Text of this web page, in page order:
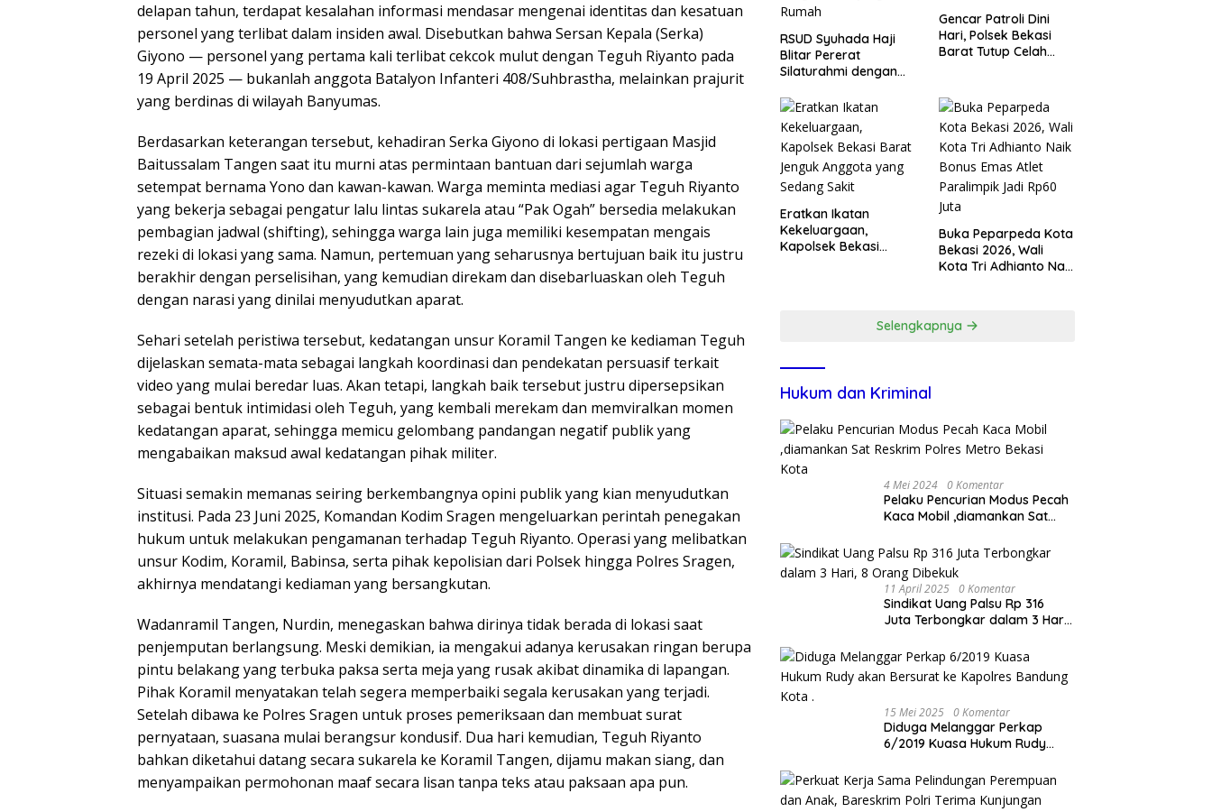
delapan tahun, terdapat kesalahan informasi mendasar mengenai identitas dan kesatuan
personel yang terlibat dalam insiden awal. Disebutkan bahwa Sersan Kepala (Serka)
Giyono — personel yang pertama kali terlibat cekcok mulut dengan Teguh Riyanto pada
19 April 2025 — bukanlah anggota Batalyon Infanteri 408/Suhbrastha, melainkan prajurit
yang berdinas di wilayah Banyumas.
Berdasarkan keterangan tersebut, kehadiran Serka Giyono di lokasi pertigaan Masjid
Baitussalam Tangen saat itu murni atas permintaan bantuan dari sejumlah warga
setempat bernama Yono dan kawan-kawan. Warga meminta mediasi agar Teguh Riyanto
yang bekerja sebagai pengatur lalu lintas sukarela atau “Pak Ogah” bersedia melakukan
pembagian jadwal (shifting), sehingga warga lain juga memiliki kesempatan mengais
rezeki di lokasi yang sama. Namun, pertemuan yang seharusnya bertujuan baik itu justru
berakhir dengan perselisihan, yang kemudian direkam dan disebarluaskan oleh Teguh
dengan narasi yang dinilai menyudutkan aparat.
Sehari setelah peristiwa tersebut, kedatangan unsur Koramil Tangen ke kediaman Teguh
dijelaskan semata-mata sebagai langkah koordinasi dan pendekatan persuasif terkait
video yang mulai beredar luas. Akan tetapi, langkah baik tersebut justru dipersepsikan
sebagai bentuk intimidasi oleh Teguh, yang kembali merekam dan memviralkan momen
kedatangan aparat, sehingga memicu gelombang pandangan negatif publik yang
mengabaikan maksud awal kedatangan pihak militer.
Situasi semakin memanas seiring berkembangnya opini publik yang kian menyudutkan
institusi. Pada 23 Juni 2025, Komandan Kodim Sragen mengeluarkan perintah penegakan
hukum untuk melakukan pengamanan terhadap Teguh Riyanto. Operasi yang melibatkan
unsur Kodim, Koramil, Babinsa, serta pihak kepolisian dari Polsek hingga Polres Sragen,
akhirnya mendatangi kediaman yang bersangkutan.
Wadanramil Tangen, Nurdin, menegaskan bahwa dirinya tidak berada di lokasi saat
penjemputan berlangsung. Meski demikian, ia mengakui adanya kerusakan ringan berupa
pintu belakang yang terbuka paksa serta meja yang rusak akibat dinamika di lapangan.
Pihak Koramil menyatakan telah segera memperbaiki segala kerusakan yang terjadi.
Setelah dibawa ke Polres Sragen untuk proses pemeriksaan dan membuat surat
pernyataan, suasana mulai berangsur kondusif. Dua hari kemudian, Teguh Riyanto
bahkan diketahui datang secara sukarela ke Koramil Tangen, dijamu makan siang, dan
menyampaikan permohonan maaf secara lisan tanpa teks atau paksaan apa pun.
RSUD Syuhada Haji
Blitar Pererat
Silaturahmi dengan
Program Kunjungan
Rumah
Gencar Patroli Dini
Hari, Polsek Bekasi
Barat Tutup Celah
Tawuran
Eratkan Ikatan
Kekeluargaan,
Kapolsek Bekasi
Buka Peparpeda Kota
Bekasi 2026, Wali
Kota Tri Adhianto Naik
Selengkapnya
Hukum dan Kriminal
4 Mei 2024 0 Komentar
Pelaku Pencurian Modus Pecah
Kaca Mobil ,diamankan Sat
Kota
11 April 2025 0 Komentar
Sindikat Uang Palsu Rp 316
Juta Terbongkar dalam 3 Hari,
15 Mei 2025 0 Komentar
Diduga Melanggar Perkap
6/2019 Kuasa Hukum Rudy
Bandung Kota .